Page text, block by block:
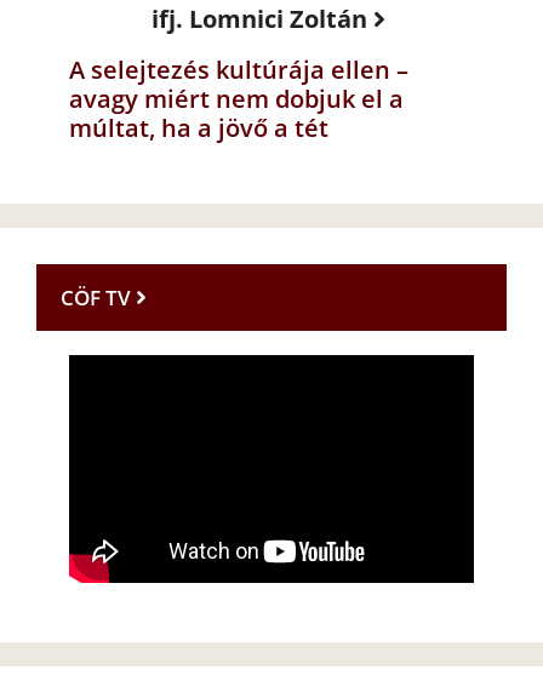
ifj. Lomnici Zoltán
A selejtezés kultúrája ellen –
avagy miért nem dobjuk el a
múltat, ha a jövő a tét
CÖF TV